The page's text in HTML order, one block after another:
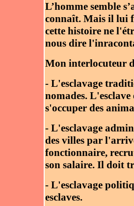
L’homme semble
connaît. Mais il lui
cette histoire ne
nous dire
Mon interlocuteur
- L'esclavage
nomades.
s'occuper des
- L'esclavage
des villes par
fonctionnaire,
son salaire. Il doit
- L'esclavage
esclaves.